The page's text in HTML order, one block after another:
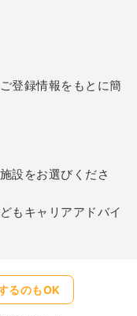
登録情報をもとに簡
設をお選びくださ
もキャリアアドバイ
るのもOK